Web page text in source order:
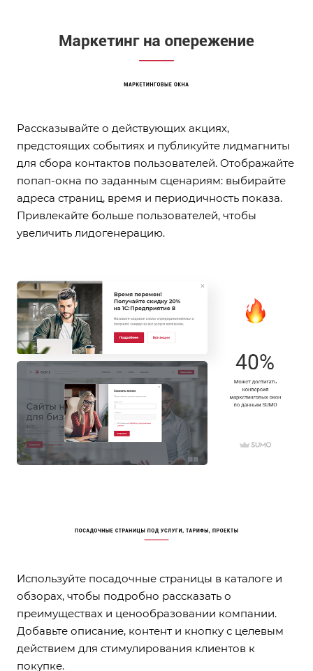
Рассказывайте о действующих акциях,
предстоящих событиях и публикуйте лидмагниты
для сбора контактов пользователей. Отображайте
попап-окна по заданным сценариям: выбирайте
адреса страниц, время и периодичность показа.
Привлекайте больше пользователей, чтобы
увеличить лидогенерацию.
Используйте посадочные страницы в каталоге и
обзорах, чтобы подробно рассказать о
преимуществах и ценообразовании компании.
Добавьте описание, контент и кнопку с целевым
действием для стимулирования клиентов к
покупке.